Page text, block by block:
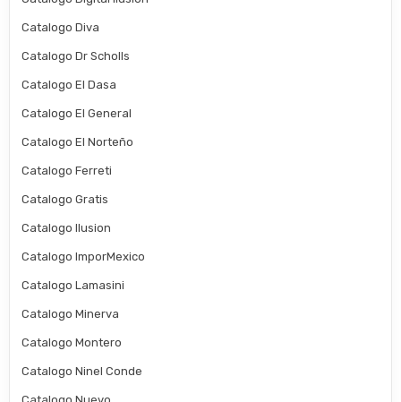
Catalogo Diva
Catalogo Dr Scholls
Catalogo El Dasa
Catalogo El General
Catalogo El Norteño
Catalogo Ferreti
Catalogo Gratis
Catalogo Ilusion
Catalogo ImporMexico
Catalogo Lamasini
Catalogo Minerva
Catalogo Montero
Catalogo Ninel Conde